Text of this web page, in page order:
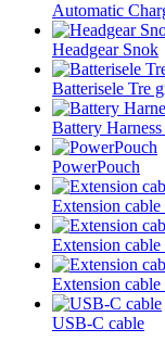
Automatic
Headgear Snok
Batterisele Tre
Battery
PowerPouch
Extension
Extension
Extension
USB-C cable